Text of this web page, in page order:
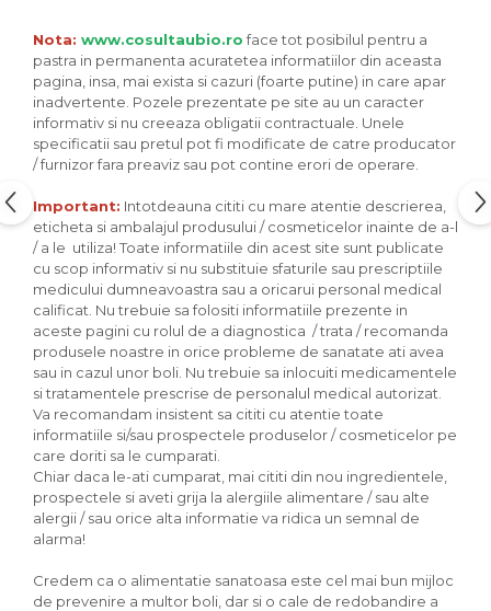
Biscuiti si napolitane
Inghetata
Zahar si indulcitori
Batoane
Dulciuri bio
Guma de mestecat bio
Snacksuri
Seminte, fructe uscate, samburi
Mixuri, condimente si mirodenii
Mixuri
Condimente
Mirodenii
Maioneza bio
Pesto Bio
Semipreparate
Specialitati si produse asiatice
Nota: www.cosultaubio.roface tot posibilul pentru a
pastra in permanenta acuratetea informatiilor din aceasta
pagina, insa, mai exista si cazuri (foarte putine) in care apar
inadvertente. Pozele prezentate pe site au un caracter
informativ si nu creeaza obligatii contractuale. Unele
specificatii sau pretul pot fi modificate de catre producator
/ furnizor fara preaviz sau pot contine erori de operare.
Important: Intotdeauna cititi cu mare atentie descrierea,
eticheta si ambalajul produsului / cosmeticelor inainte de a-l
/ a le utiliza! Toate informatiile din acest site sunt publicate
cu scop informativ si nu substituie sfaturile sau prescriptiile
medicului dumneavoastra sau a oricarui personal medical
calificat. Nu trebuie sa folositi informatiile prezente in
aceste pagini cu rolul de a diagnostica / trata / recomanda
produsele noastre in orice probleme de sanatate ati avea
sau in cazul unor boli. Nu trebuie sa inlocuiti medicamentele
si tratamentele prescrise de personalul medical autorizat.
Va recomandam insistent sa cititi cu atentie toate
informatiile si/sau prospectele produselor / cosmeticelor pe
care doriti sa le cumparati.
Chiar daca le-ati cumparat, mai cititi din nou ingredientele,
prospectele si aveti grija la alergiile alimentare / sau alte
alergii / sau orice alta informatie va ridica un semnal de
alarma!
Credem ca o alimentatie sanatoasa este cel mai bun mijloc
de prevenire a multor boli, dar si o cale de redobandire a